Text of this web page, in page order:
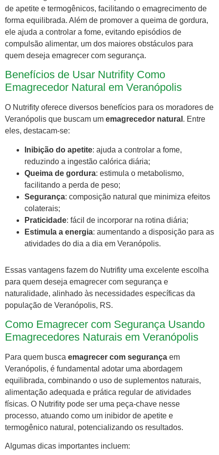
de apetite e termogênicos, facilitando o emagrecimento de
forma equilibrada. Além de promover a queima de gordura,
ele ajuda a controlar a fome, evitando episódios de
compulsão alimentar, um dos maiores obstáculos para
quem deseja emagrecer com segurança.
Benefícios de Usar Nutrifity Como
Emagrecedor Natural em Veranópolis
O Nutrifity oferece diversos benefícios para os moradores de
Veranópolis que buscam um emagrecedor natural . Entre
eles, destacam-se:
Inibição do apetite: ajuda a controlar a fome,
reduzindo a ingestão calórica diária;
Queima de gordura: estimula o metabolismo,
facilitando a perda de peso;
Segurança: composição natural que minimiza efeitos
colaterais;
Praticidade: fácil de incorporar na rotina diária;
Estimula a energia: aumentando a disposição para as
atividades do dia a dia em Veranópolis.
Essas vantagens fazem do Nutrifity uma excelente escolha
para quem deseja emagrecer com segurança e
naturalidade, alinhado às necessidades específicas da
população de Veranópolis, RS.
Como Emagrecer com Segurança Usando
Emagrecedores Naturais em Veranópolis
Para quem busca emagrecer com segurança em
Veranópolis, é fundamental adotar uma abordagem
equilibrada, combinando o uso de suplementos naturais,
alimentação adequada e prática regular de atividades
físicas. O Nutrifity pode ser uma peça-chave nesse
processo, atuando como um inibidor de apetite e
termogênico natural, potencializando os resultados.
Algumas dicas importantes incluem: